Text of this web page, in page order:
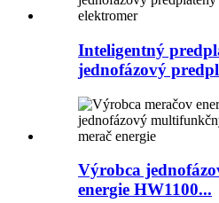
Inteligentný
jednofázový
Výrobca
energie HW1100...